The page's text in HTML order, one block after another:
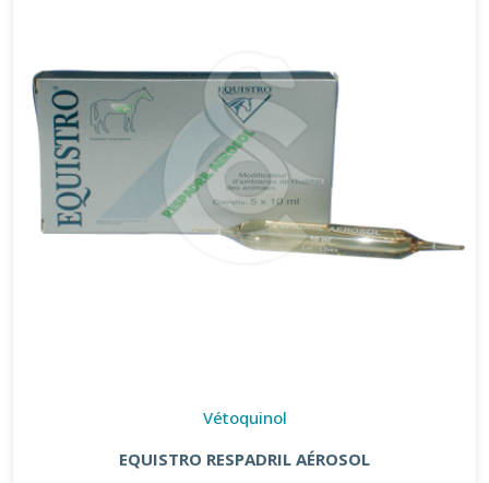
Vétoquinol
EQUISTRO RESPADRIL AÉROSOL